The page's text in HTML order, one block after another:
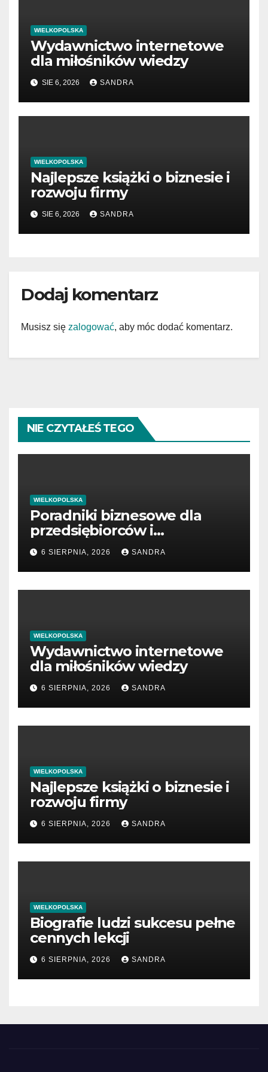
WIELKOPOLSKA
Wydawnictwo internetowe
dla miłośników wiedzy
SIE 6, 2026 SANDRA
WIELKOPOLSKA
Najlepsze książki o biznesie i
rozwoju firmy
SIE 6, 2026 SANDRA
Dodaj komentarz
Musisz się zalogować, aby móc dodać komentarz.
NIE CZYTAŁEŚ TEGO
WIELKOPOLSKA
Poradniki biznesowe dla
przedsiębiorców i
menedżerów
6 SIERPNIA, 2026 SANDRA
WIELKOPOLSKA
Wydawnictwo internetowe
dla miłośników wiedzy
6 SIERPNIA, 2026 SANDRA
WIELKOPOLSKA
Najlepsze książki o biznesie i
rozwoju firmy
6 SIERPNIA, 2026 SANDRA
WIELKOPOLSKA
Biografie ludzi sukcesu pełne
cennych lekcji
6 SIERPNIA, 2026 SANDRA